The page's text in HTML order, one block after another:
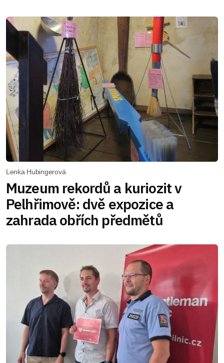
Lenka Hubingerová
Muzeum rekordů a kuriozit v
Pelhřimově: dvě expozice a
zahrada obřích předmětů